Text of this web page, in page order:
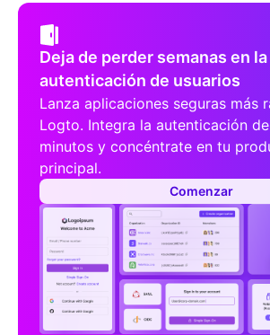
Deja de perder semanas en la
autenticación de usuarios
Lanza aplicaciones seguras más
Logto. Integra la autenticación
minutos y concéntrate en tu
principal.
Comenzar